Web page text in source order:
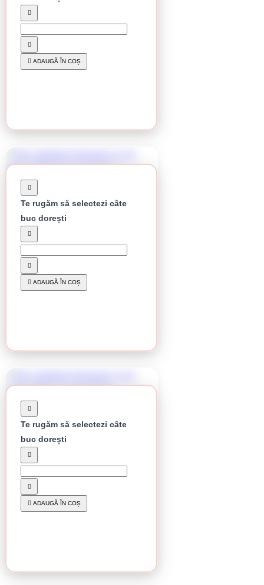
Disc debitare Klingspor, A 24 Extra, 180 x 2 x
22,23 mm
12.03 lei / buc
ADAUGĂ ÎN COȘ
Disc debitare Klingspor, A 24 Extra, 180 X 3 X
22.23 mm
7.45 lei / buc
Te rugăm să selectezi câte
buc dorești
ADAUGĂ ÎN COȘ
Disc debitare Klingspor, A 24 Extra, 230 x 2 x
22,23 mm
11.86 lei / buc
Te rugăm să selectezi câte
buc dorești
ADAUGĂ ÎN COȘ